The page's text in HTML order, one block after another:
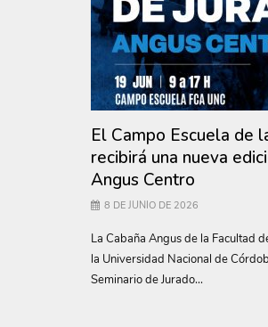
El Campo Escuela de
recibirá una nueva
Angus Centro
8 DE JUNIO DE 2026
La Cabaña Angus de la Facultad
la Universidad Nacional de
Seminario de Jurado...